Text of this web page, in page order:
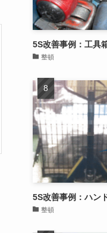
5S改善事例：工具
整頓
5S改善事例：ハン
整頓